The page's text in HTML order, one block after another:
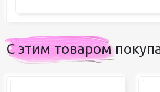
С этим товаром